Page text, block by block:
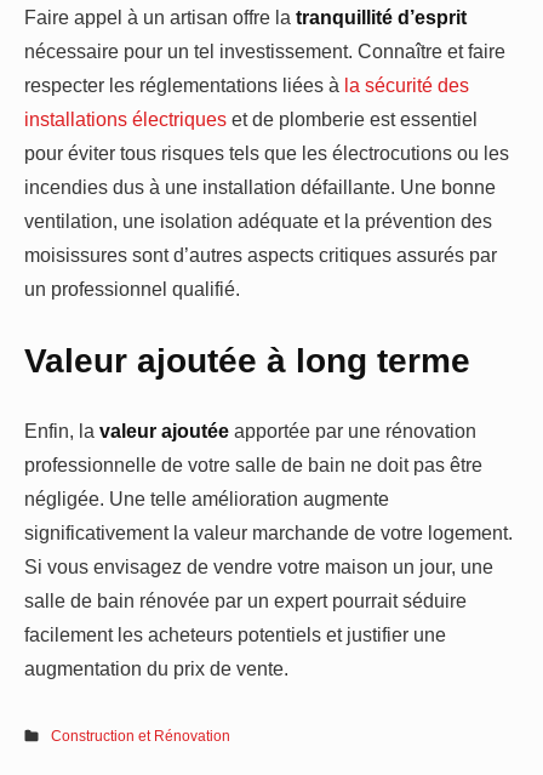
Faire appel à un artisan offre la tranquillité d’esprit
nécessaire pour un tel investissement. Connaître et faire
respecter les réglementations liées à la sécurité des
installations électriques et de plomberie est essentiel
pour éviter tous risques tels que les électrocutions ou les
incendies dus à une installation défaillante. Une bonne
ventilation, une isolation adéquate et la prévention des
moisissures sont d’autres aspects critiques assurés par
un professionnel qualifié.
Valeur ajoutée à long terme
Enfin, la valeur ajoutée apportée par une rénovation
professionnelle de votre salle de bain ne doit pas être
négligée. Une telle amélioration augmente
significativement la valeur marchande de votre logement.
Si vous envisagez de vendre votre maison un jour, une
salle de bain rénovée par un expert pourrait séduire
facilement les acheteurs potentiels et justifier une
augmentation du prix de vente.
Construction et Rénovation